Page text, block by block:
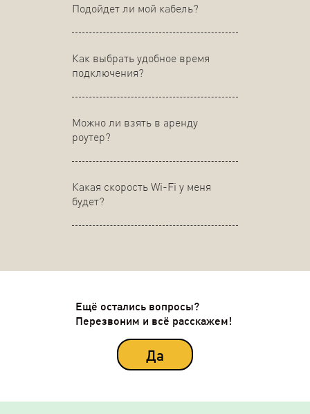
Подойдет ли мой кабель?
Как выбрать удобное время
подключения?
Можно ли взять в аренду
роутер?
Какая скорость Wi-Fi у меня
будет?
Ещё остались вопросы?
Перезвоним и всё расскажем!
Да